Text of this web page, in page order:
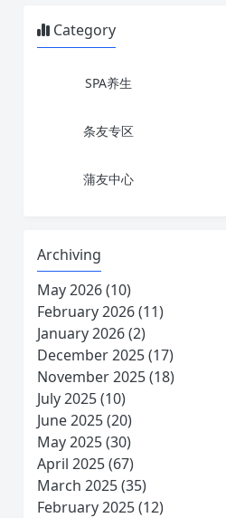
Category
SPA养生
条友专区
蒲友中心
Archiving
May 2026(10)
February 2026(11)
January 2026(2)
December 2025(17)
November 2025(18)
July 2025(10)
June 2025(20)
May 2025(30)
April 2025(67)
March 2025(35)
February 2025(12)